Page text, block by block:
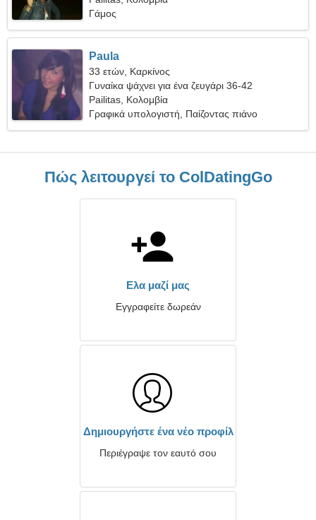
Γάμος
Paula
33 ετών, Καρκίνος
Γυναίκα ψάχνει για ένα ζευγάρι 36-42
Pailitas, Κολομβία
Γραφικά υπολογιστή, Παίζοντας πιάνο
Πώς λειτουργεί το ColDatingGo
Ελα μαζί μας
Εγγραφείτε δωρεάν
Δημιουργήστε ένα νέο προφίλ
Περιέγραψε τον εαυτό σου